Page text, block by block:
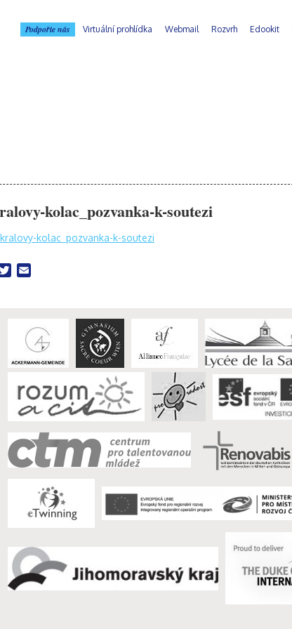
Podpořte nás Virtuální prohlídka Webmail Rozvrh Edookit
kolac_pozvanka-k-soutezi
kolac_pozvanka-k-soutezi
Twitter